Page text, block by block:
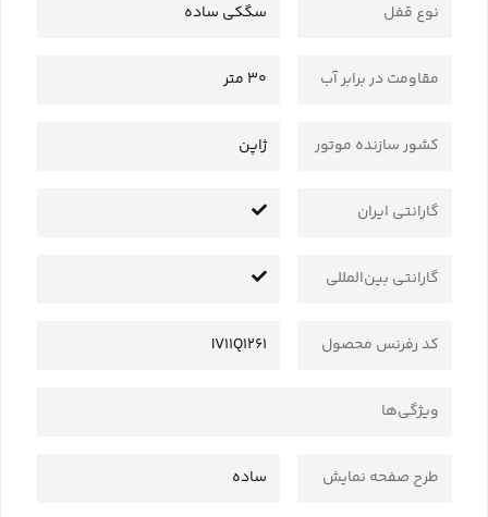
نوع قفل سگکی ساده
مقاومت در برابر آب 30 متر
کشور سازنده موتور ژاپن
گارانتی ایران
گارانتی بین‌المللی
کد رفرنس محصول IV11Q1261
ویژگی‌ها
طرح صفحه نمایش ساده